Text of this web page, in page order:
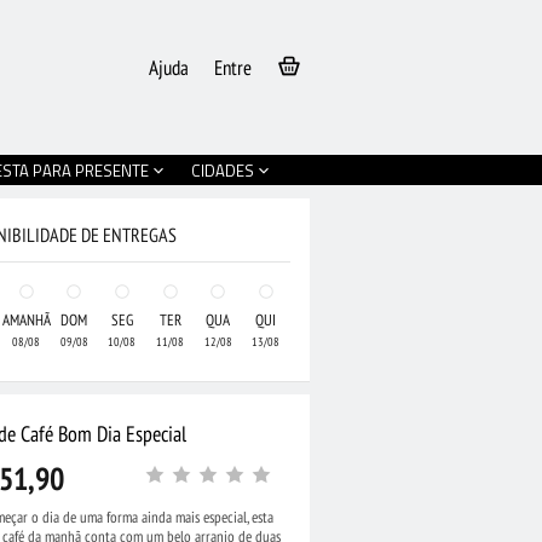
Entre
Ajuda
PARA PRESENTE CIDADES
Cesta Grande de
DE ENTREGAS
AMANHÃ
08/08
DOM
09/08
SEG
10/08
TER
11/08
QUA
12/08
QUI
13/08
Café Bom Dia Especial
o dia de uma forma ainda mais especial, esta
da manhã conta com um belo arranjo de duas